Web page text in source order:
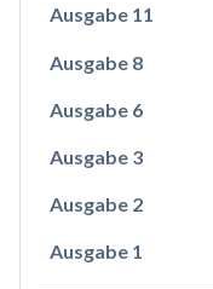
Ausgabe 11
Ausgabe 8
Ausgabe 6
Ausgabe 3
Ausgabe 2
Ausgabe 1